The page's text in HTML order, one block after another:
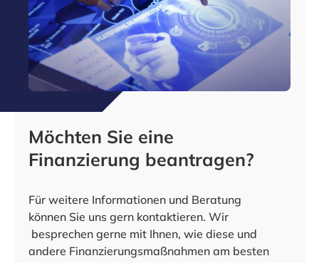
Möchten Sie eine
Finanzierung beantragen?
Für weitere Informationen und Beratung
können Sie uns gern kontaktieren. Wir
besprechen gerne mit Ihnen, wie diese und
andere Finanzierungsmaßnahmen am besten